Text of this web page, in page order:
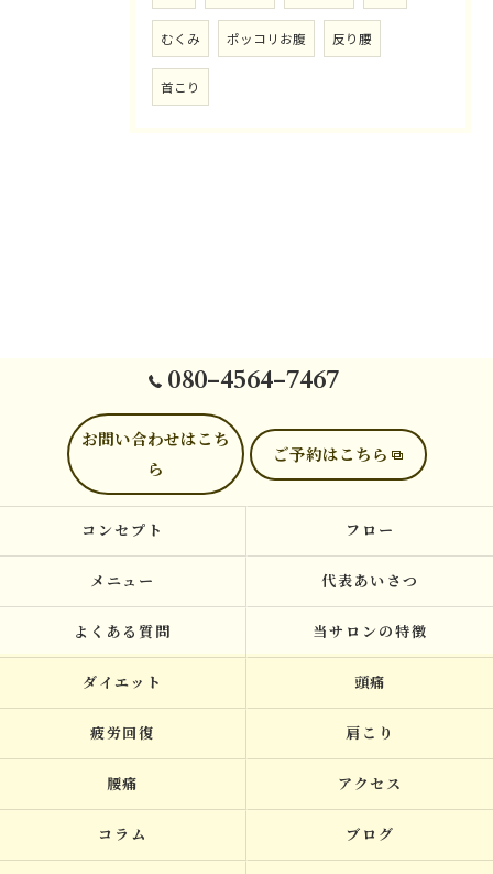
むくみ ポッコリお腹 反り腰
首こり
080-4564-7467
お問い合わせはこち
ら
ご予約はこちら
コンセプト フロー
メニュー 代表あいさつ
よくある質問 当サロンの特徴
ダイエット 頭痛
疲労回復 肩こり
腰痛 アクセス
コラム ブログ